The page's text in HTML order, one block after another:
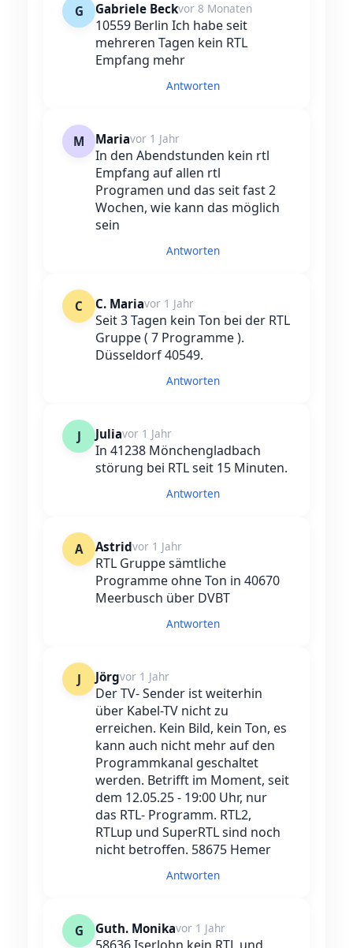
G Gabriele Beckvor 8 Monaten
10559 Berlin Ich habe seit
mehreren Tagen kein RTL
Empfang mehr
Antworten
M Mariavor 1 Jahr
In den Abendstunden kein rtl
Empfang auf allen rtl
Programen und das seit fast 2
Wochen, wie kann das möglich
sein
Antworten
C C. Mariavor 1 Jahr
Seit 3 Tagen kein Ton bei der RTL
Gruppe ( 7 Programme ).
Düsseldorf 40549.
Antworten
J Juliavor 1 Jahr
In 41238 Mönchengladbach
störung bei RTL seit 15 Minuten.
Antworten
A Astridvor 1 Jahr
RTL Gruppe sämtliche
Programme ohne Ton in 40670
Meerbusch über DVBT
Antworten
J Jörgvor 1 Jahr
Der TV- Sender ist weiterhin
über Kabel-TV nicht zu
erreichen. Kein Bild, kein Ton, es
kann auch nicht mehr auf den
Programmkanal geschaltet
werden. Betrifft im Moment, seit
dem 12.05.25 - 19:00 Uhr, nur
das RTL- Programm. RTL2,
RTLup und SuperRTL sind noch
nicht betroffen. 58675 Hemer
Antworten
G Guth. Monikavor 1 Jahr